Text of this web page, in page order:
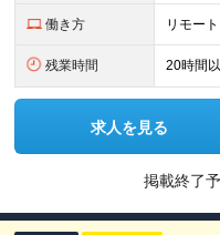
働き方 リモー
残業時間 20時間
求人を見る
掲載終了